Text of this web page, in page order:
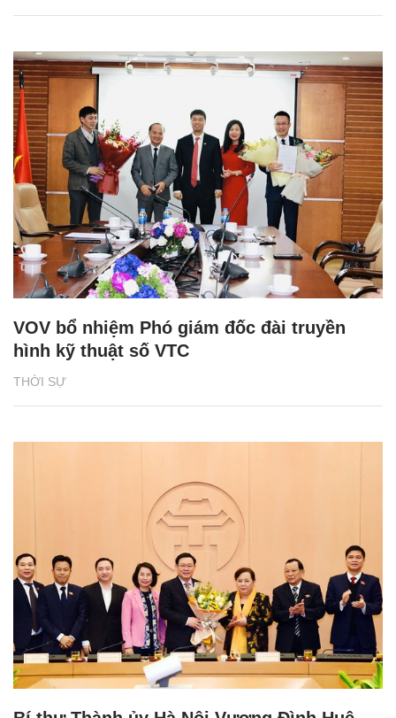
THỜI SỰ
VOV bổ nhiệm Phó giám đốc đài truyền
hình kỹ thuật số VTC